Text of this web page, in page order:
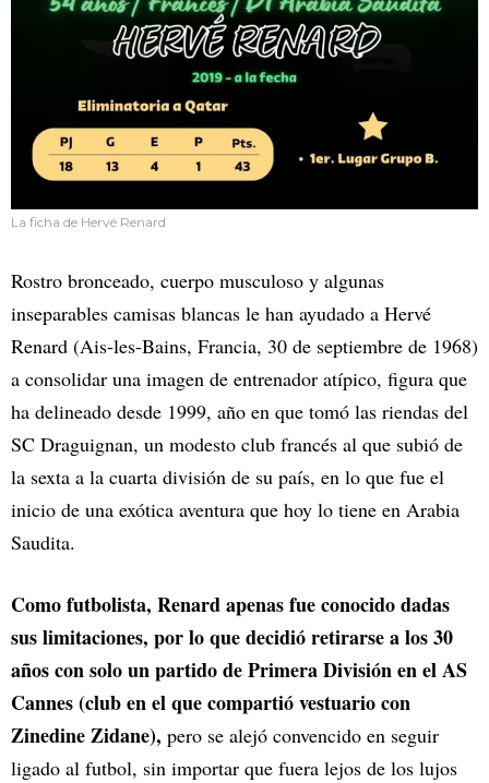
La ficha de Hervé Renard
Rostro bronceado, cuerpo musculoso y algunas
inseparables camisas blancas le han ayudado a Hervé
Renard (Ais-les-Bains, Francia, 30 de septiembre de 1968)
a consolidar una imagen de entrenador atípico, figura que
ha delineado desde 1999, año en que tomó las riendas del
SC Draguignan, un modesto club francés al que subió de
la sexta a la cuarta división de su país, en lo que fue el
inicio de una exótica aventura que hoy lo tiene en Arabia
Saudita.
Como futbolista, Renard apenas fue conocido dadas
sus limitaciones, por lo que decidió retirarse a los 30
años con solo un partido de Primera División en el AS
Cannes (club en el que compartió vestuario con
Zinedine Zidane), pero se alejó convencido en seguir
ligado al futbol, sin importar que fuera lejos de los lujos